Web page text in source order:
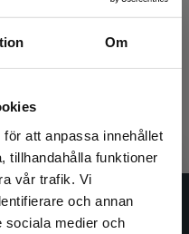
Om
att anpassa innehållet
tillhandahålla funktioner
vår trafik. Vi
och annan
sociala medier och
T